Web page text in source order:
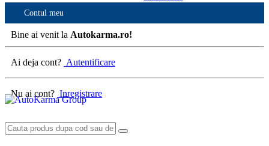
Contul meu
Bine ai venit la Autokarma.ro!
Ai deja cont? Autentificare
Nu ai cont? Inregistrare